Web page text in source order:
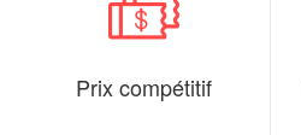
Prix compétitif